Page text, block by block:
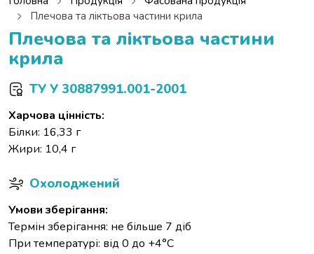
Плечова та ліктьова частини крила
Плечова та ліктьова частини
крила
ТУ У 30887991.001-2001
Харчова цінність:
Білки: 16,33 г
Жири: 10,4 г
Охолоджений
Умови зберігання:
Термін зберігання: не більше 7 діб
При температурі: від 0 до +4°С